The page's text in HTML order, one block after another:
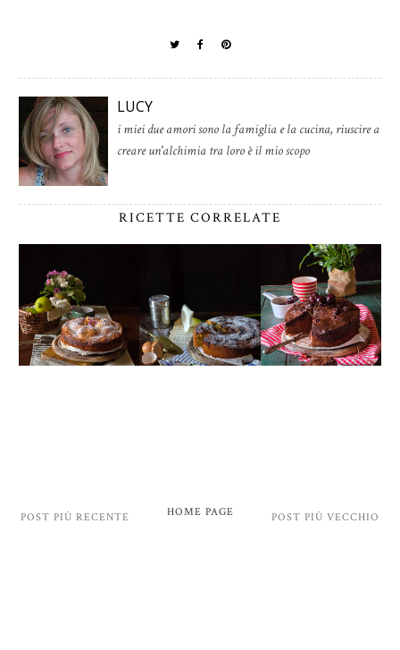
LUCY
i miei due amori sono la famiglia e la cucina, riuscire a
creare un'alchimia tra loro è il mio scopo
RICETTE CORRELATE
POST PIÙ RECENTE POST PIÙ VECCHIO
HOME PAGE